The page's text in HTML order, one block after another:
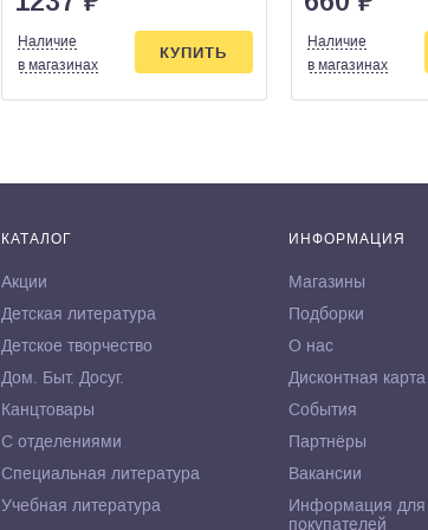
Наличие
в магазинах
КУПИТЬ
Наличие
в магазинах
КАТАЛОГ
Акции
Детская литература
Детское творчество
Дом. Быт. Досуг.
Канцтовары
С отделениями
Специальная литература
Учебная литература
ИНФОРМАЦИЯ
Магазины
Подборки
О нас
Дисконтная карта
События
Партнёры
Вакансии
Информация для
покупателей